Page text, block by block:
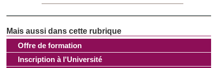
Offre de formation
Inscription à l'Université